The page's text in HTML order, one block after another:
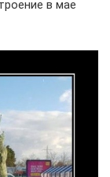
в мае